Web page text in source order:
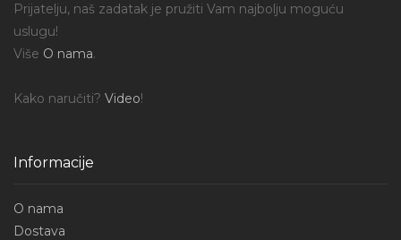
Prijatelju, naš zadatak je pružiti Vam najbolju moguću
uslugu!
Više O nama.
Kako naručiti? Video!
Informacije
O nama
Dostava